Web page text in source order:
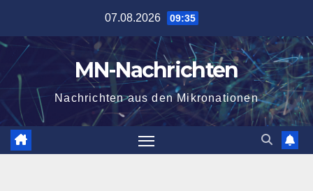
springen
07.08.2026 09:35
MN-Nachrichten
Nachrichten aus den Mikronationen